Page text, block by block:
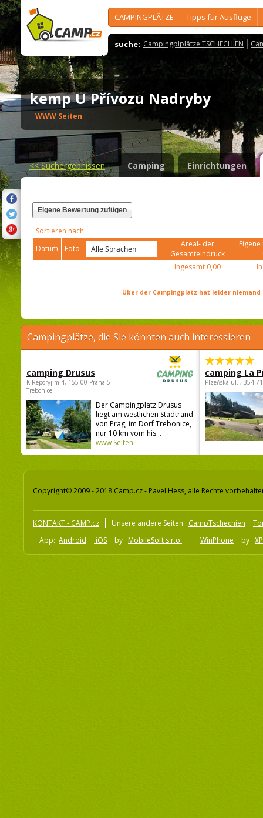
CAMPINGPLÄTZE Tipps für Ausflüge
suche: Campingplplätze TSCHECHIEN
kemp U Přívozu Nadryby
WWW Seiten
<<Suchergebnissen Camping Einrichtungen
Eigene Bewertung zufügen
Sortieren nach
Datum
Foto
Areal- der
Gesamteindruck
Ingesamt 0,00
Über der Campingplatz hat leider
Campingplätze, die Sie könnten auch interessieren
camping Drusus
K Reporyjim 4, 155 00 Praha 5 -
Trebonice
Der Campingplatz Drusus
liegt am westlichen Stadtrand
von Prag, im Dorf Trebonice,
nur 10 km vom his...
www Seiten
camping La
Plzeňská ul. , 354
Copyright© 2009 - 2018 Camp.cz - Pavel Hess, alle Rechte
KONTAKT - CAMP.cz Unsere andere Seiten: CampTschechien
App: Android iOS by MobileSoft s.r.o WinPhone by